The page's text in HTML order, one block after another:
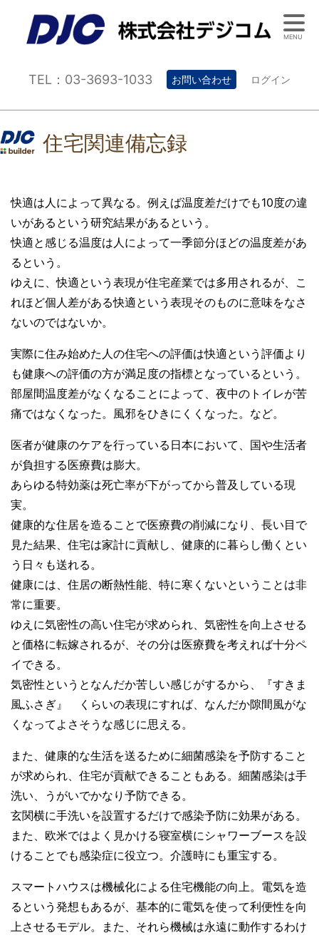
TEL：03-3693-1033 お問い合わせ ログイン
住宅関連備忘録
快適は人によって異なる。例えば温度差だけでも10度の違
いがあるという研究結果があるという。
快適と感じる温度は人によって一季節分ほどの温度差があ
るという。
ゆえに、快適という表現が住宅産業では多用されるが、こ
れほど個人差がある快適という表現そのものに意味をなさ
ないのではないか。
実際に住み始めた人の住宅への評価は快適という評価より
も健康への評価の方が満足度の指標となっているという。
部屋間温度差がなくなることによって、夜中のトイレが苦
痛ではなくなった。風邪をひきにくくなった。など。
医者が健康のケアを行っている日本において、国や生活者
が負担する医療費は膨大。
あらゆる特効薬は死亡率が下がってから普及している現
実。
健康的な住居を造ることで医療費の削減になり、長い目で
見た結果、住宅は家計に貢献し、健康的に暮らし働くとい
う日々も送れる。
健康には、住居の断熱性能、特に寒くないということは非
常に重要。
ゆえに気密性の高い住宅が求められ、気密性を向上させる
と価格に転嫁されるが、その分は医療費を考えれば十分ペ
イできる。
気密性というとなんだか苦しい感じがするから、『すきま
風ふさぎ』 くらいの表現にすれば、なんだか隙間風がな
くなってよさそうな感じに思える。
また、健康的な生活を送るために細菌感染を予防すること
が求められ、住宅が貢献できることもある。細菌感染は手
洗い、うがいでかなり予防できる。
玄関横に手洗いを設置するだけで感染予防に効果がある。
また、欧米ではよく見かける寝室横にシャワーブースを設
けることでも感染症に役立つ。介護時にも重宝する。
スマートハウスは機械化による住宅機能の向上。電気を造
るという発想もあるが、基本的に電気を使って利便性を向
上させるモデル。また、それら機械は永遠に動作するわけ
MENU